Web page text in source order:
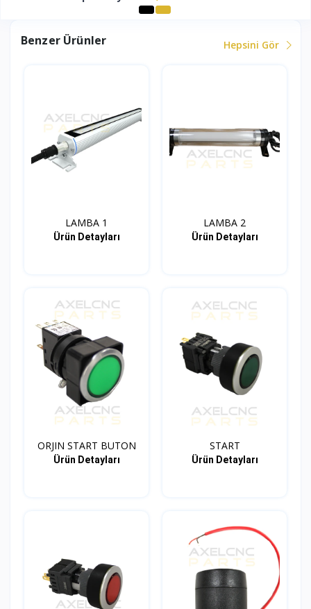
Benzer Ürünler Hepsini Gör
LAMBA 1
Ürün Detayları
LAMBA 2
Ürün Detayları
ORJIN START BUTON
Ürün Detayları
START
Ürün Detayları